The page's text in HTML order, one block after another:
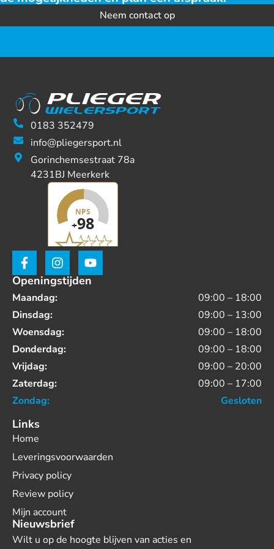
Neem contact op
0183 352479
info@pliegersport.nl
Gorinchemsestraat 78a
4231BJ Meerkerk
Openingstijden
Maandag:
09:00 – 18:00
Dinsdag:
09:00 – 13:00
Woensdag:
09:00 – 18:00
Donderdag:
09:00 – 18:00
Vrijdag:
09:00 – 20:00
Zaterdag:
09:00 – 17:00
Zondag:
Gesloten
Links
Home
Leveringsvoorwaarden
Privacy policy
Review policy
Mijn account
Nieuwsbrief
Wilt u op de hoogte blijven van acties en